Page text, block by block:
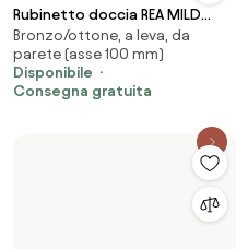
Rubinetto doccia REA MILD
ROSE Gold
Bronzo/ottone, a leva, da
parete (asse 100 mm)
Disponibile
Consegna gratuita